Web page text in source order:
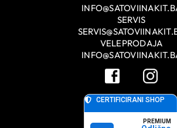
SERVIS
VELEPRODAJA